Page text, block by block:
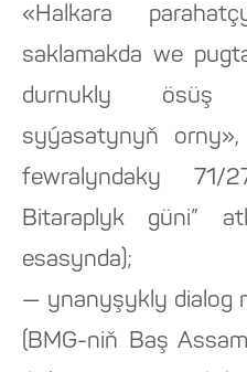
«Halkara
saklamakda we
durnukly ösüş
syýasatynyň
fewralyndaky 71/
Bitaraplyk güni”
esasynda);
— ynanyşykly dialog
(BMG-niň Baş